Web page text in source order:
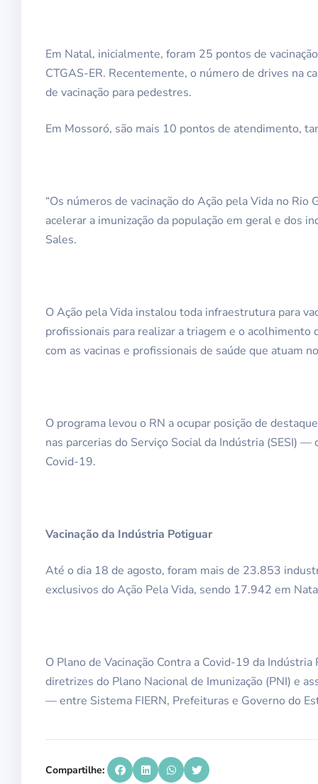
Em Natal, inicialmente, foram 25 pontos de
CTGAS-ER. Recentemente, o número de drives na
de vacinação para pedestres.
Em Mossoró, são mais 10 pontos de atendimento,
“Os números de vacinação do Ação pela Vida no
acelerar a imunização da população em geral e dos
Sales.
O Ação pela Vida instalou toda infraestrutura para
profissionais para realizar a triagem e o acolhimento
com as vacinas e profissionais de saúde que atuam
O programa levou o RN a ocupar posição de
nas parcerias do Serviço Social da Indústria (SESI)
Covid-19.
Vacinação da Indústria Potiguar
Até o dia 18 de agosto, foram mais de 23.853
exclusivos do Ação Pela Vida, sendo 17.942 em
O Plano de Vacinação Contra a Covid-19 da
diretrizes do Plano Nacional de Imunização (PNI) e
— entre Sistema FIERN, Prefeituras e Governo do
Compartilhe: